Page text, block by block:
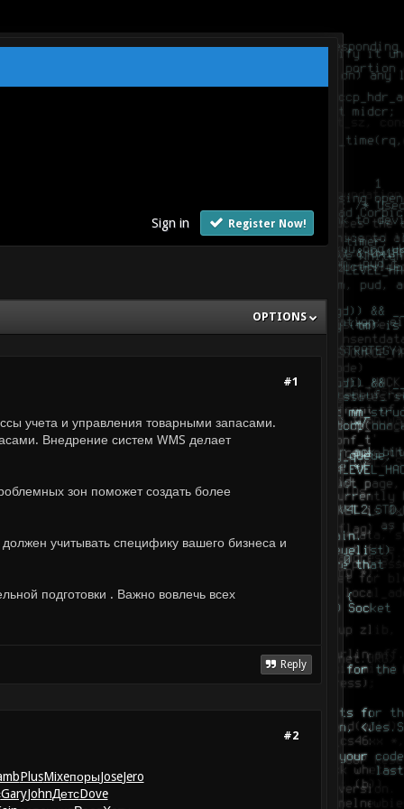
Sign in Register Now!
OPTIONS
#1
учета и управления товарными запасами.
Внедрение систем WMS делает
зон поможет создать более
учитывать специфику вашего бизнеса и
подготовки . Важно вовлечь всех
Reply
#2
PlusMixeпорыJoseJero
GaryJohnДетсDove